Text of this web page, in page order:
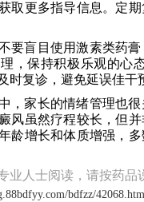
取更多指导信息。定
要盲目使用激素类药
，保持积极乐观的心
时复诊，避免延误佳干
，家长的情绪管理也
风虽然疗程较长，但
龄增长和体质增强，
业人士阅读，请按药品
bdfzz/